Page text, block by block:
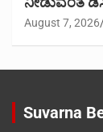
August 7, 2026
Suvarna